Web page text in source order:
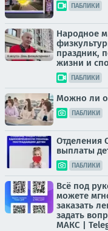
ПАБЛИКИ
Народное
праздник,
жизни и
ПАБЛИКИ
Можно ли
ПАБЛИКИ
Отделения
выплаты
ПАБЛИКИ
Всё под
можете
заказать
задать
МАКС |